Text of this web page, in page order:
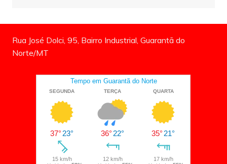
Rua José Dolci, 95, Bairro Industrial, Guarantã do
Norte/MT